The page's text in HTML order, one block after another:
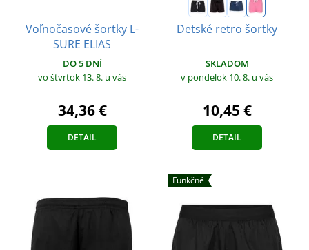
Voľnočasové šortky L-
SURE ELIAS
DO 5 DNÍ
vo štvrtok 13. 8. u vás
34,36 €
DETAIL
Detské retro šortky
SKLADOM
v pondelok 10. 8. u vás
10,45 €
DETAIL
Funkčné